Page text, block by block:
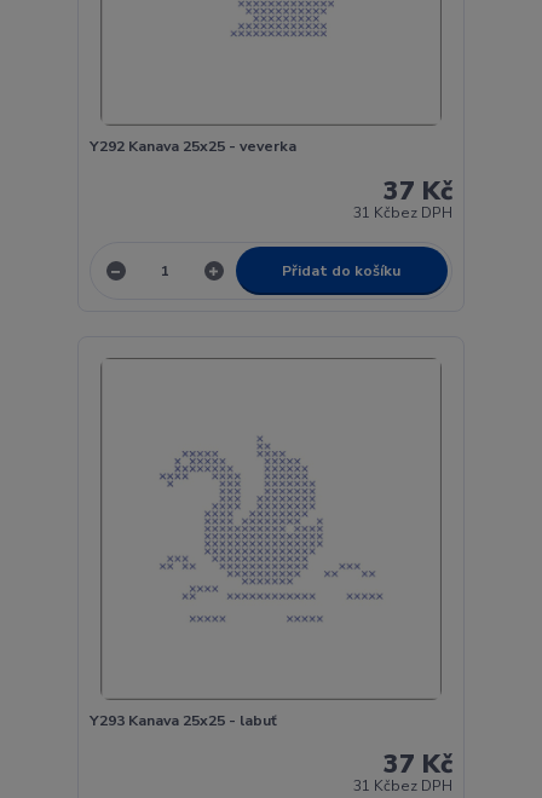
Y292 Kanava 25x25 - veverka
37 Kč
31 Kčbez DPH
Přidat do košíku
Y293 Kanava 25x25 - labuť
37 Kč
31 Kčbez DPH